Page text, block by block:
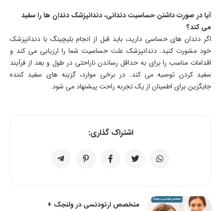
آیا در صورت داشتن حساسیت دندانی، دندانپزشک دندان ها را سفید
می کند؟
اگر دندان های حساسی دارید، باید قبل از انجام بلیچینگ با دندانپزشک
خود مشورت کنید. دندانپزشک علت حساسیت شما را ارزیابی می کند و
اقدامات مناسب را برای به حداقل رساندن ناراحتی در طول و بعد از فرآیند
سفید کردن توصیه می کند. در برخی موارد، گزینه‌ های سفید کننده
جایگزین برای اطمینان از یک تجربه راحت پیشنهاد می شود.
اشتراک گذاری:
متخصص ارتودنسی در ولنجک +